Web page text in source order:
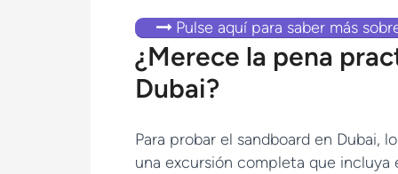
Pulse aquí para saber más
¿Merece la pena
Dubai?
Para probar el sandboard en Dubai,
una excursión completa que